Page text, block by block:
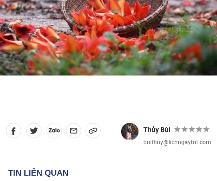
Thủy Bùi
buithuy@lichngaytot.com